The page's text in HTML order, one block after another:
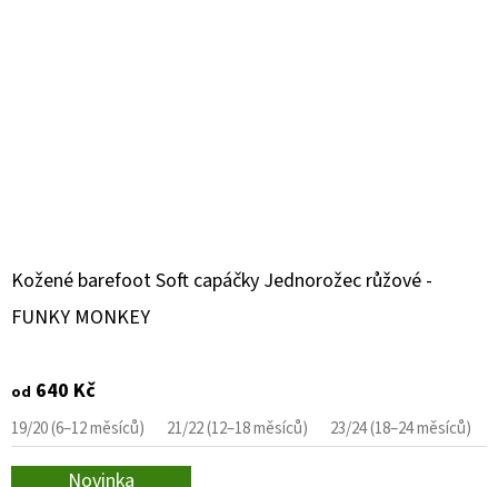
Kožené barefoot Soft capáčky Jednorožec růžové -
FUNKY MONKEY
od 640 Kč
19/20 (6–12 měsíců) 21/22 (12–18 měsíců) 23/24 (18–24 měsíců)
Novinka